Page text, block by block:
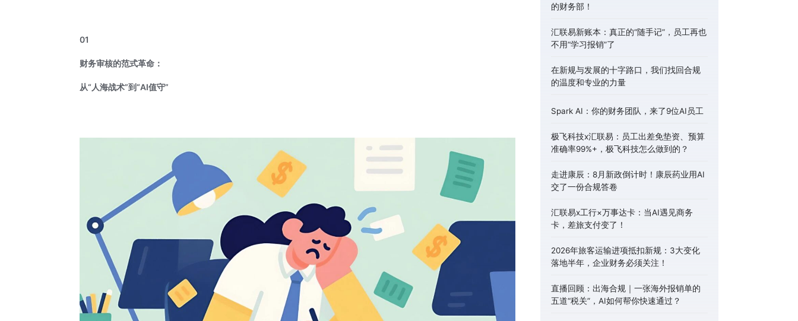
01
财务审核的范式革命：
从“人海战术”到“AI值守”
的财务部！
汇联易新账本：真正的“随手记”，员工再也
不用“学习报销”了
在新规与发展的十字路口，我们找回合规
的温度和专业的力量
Spark AI：你的财务团队，来了9位AI员工
极飞科技x汇联易：员工出差免垫资、预算
准确率99%+，极飞科技怎么做到的？
走进康辰：8月新政倒计时！康辰药业用AI
交了一份合规答卷
汇联易x工行×万事达卡：当AI遇见商务
卡，差旅支付变了！
2026年旅客运输进项抵扣新规：3大变化
落地半年，企业财务必须关注！
直播回顾：出海合规｜一张海外报销单的
五道“税关”，AI如何帮你快速通过？